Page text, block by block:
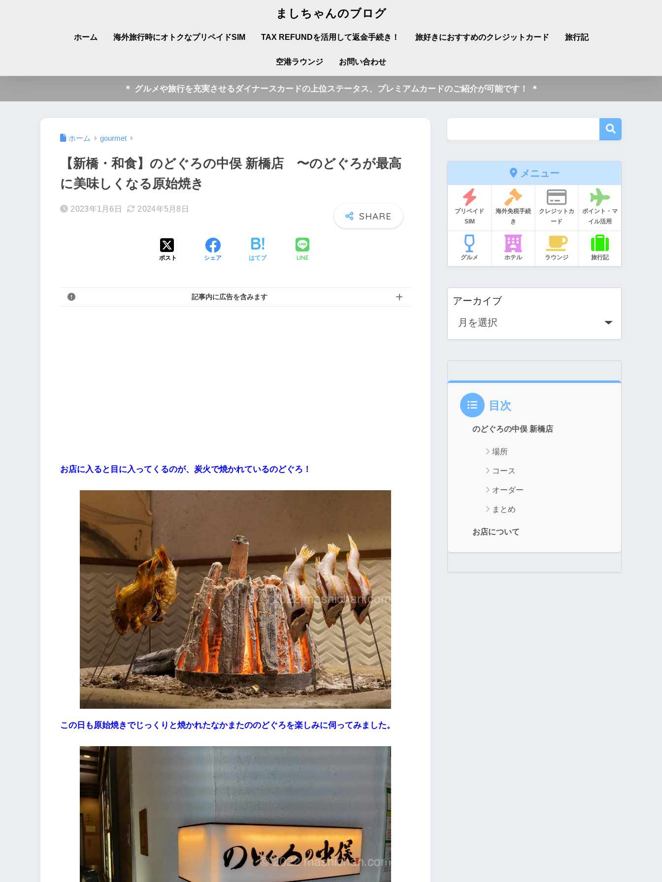
ましちゃんのブログ
ホーム 海外旅行時にオトクなプリペイドSIM TAX REFUNDを活用して返金手続き！ 旅好きにおすすめのクレジットカード 旅行記
空港ラウンジ お問い合わせ
＊ グルメや旅行を充実させるダイナースカードの上位ステータス、プレミアムカードのご紹介が可能です！ ＊
ホーム gourmet
【新橋・和食】のどぐろの中俣 新橋店 〜のどぐろが最高
に美味しくなる原始焼き
2023年1月6日 2024年5月8日
ポスト シェア はてブ LINE
記事内に広告を含みます
お店に入ると目に入ってくるのが、炭火で焼かれているのどぐろ！
この日も原始焼きでじっくりと焼かれたなかまたののどぐろを楽しみに伺ってみました。
メニュー
プリペイド
SIM
海外免税手続
き
クレジットカ
ード
ポイント・マ
イル活用
グルメ ホテル ラウンジ 旅行記
アーカイブ
目次
のどぐろの中俣 新橋店
場所
コース
オーダー
まとめ
お店について